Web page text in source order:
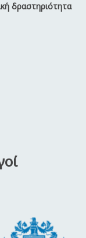
δραστηριότητα